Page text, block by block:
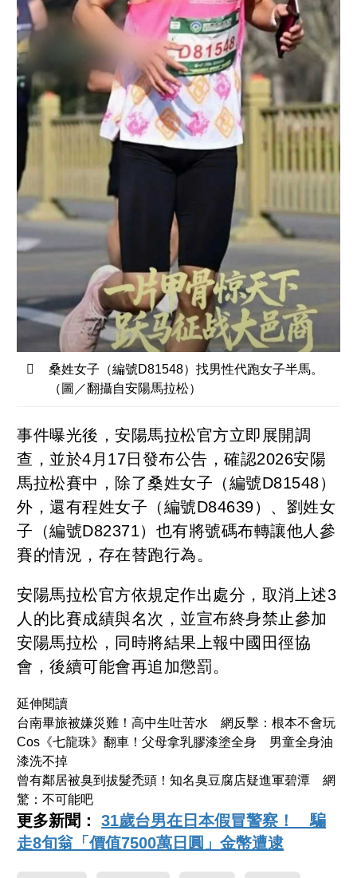
桑姓女子（編號D81548）找男性代跑女子半馬。
（圖／翻攝自安陽馬拉松）
事件曝光後，安陽馬拉松官方立即展開調
查，並於4月17日發布公告，確認2026安陽
馬拉松賽中，除了桑姓女子（編號D81548）
外，還有程姓女子（編號D84639）、劉姓女
子（編號D82371）也有將號碼布轉讓他人參
賽的情況，存在替跑行為。
安陽馬拉松官方依規定作出處分，取消上述3
人的比賽成績與名次，並宣布終身禁止參加
安陽馬拉松，同時將結果上報中國田徑協
會，後續可能會再追加懲罰。
延伸閱讀
台南畢旅被嫌災難！高中生吐苦水 網反擊：根本不會玩
Cos《七龍珠》翻車！父母拿乳膠漆塗全身 男童全身油
漆洗不掉
曾有鄰居被臭到拔髮禿頭！知名臭豆腐店疑進軍碧潭 網
驚：不可能吧
更多新聞：31歲台男在日本假冒警察！ 騙
走8旬翁「價值7500萬日圓」金幣遭逮